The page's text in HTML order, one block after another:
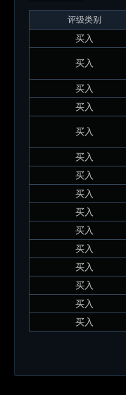
评级类别
买入
买入
买入
买入
买入
买入
买入
买入
买入
买入
买入
买入
买入
买入
买入